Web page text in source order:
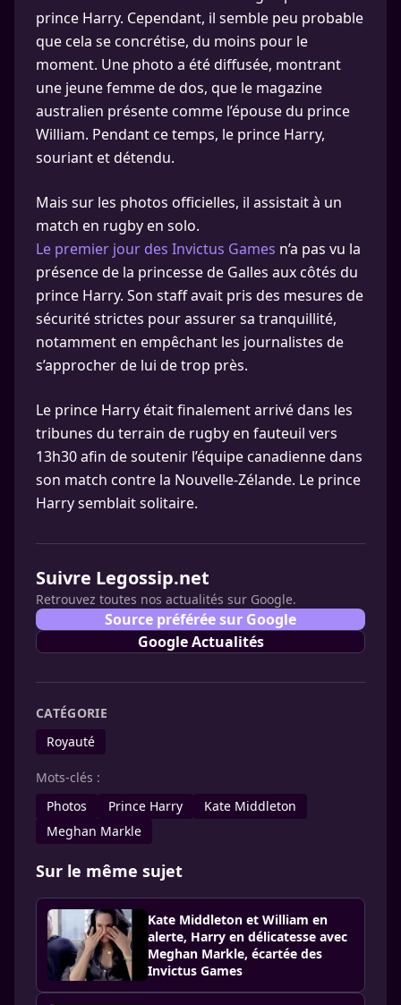
prince Harry. Cependant, il semble peu probable
que cela se concrétise, du moins pour le
moment. Une photo a été diffusée, montrant
une jeune femme de dos, que le magazine
australien présente comme l’épouse du prince
William. Pendant ce temps, le prince Harry,
souriant et détendu.
Mais sur les photos officielles, il assistait à un
match en rugby en solo.
Le premier jour des Invictus Games n’a pas vu la
présence de la princesse de Galles aux côtés du
prince Harry. Son staff avait pris des mesures de
sécurité strictes pour assurer sa tranquillité,
notamment en empêchant les journalistes de
s’approcher de lui de trop près.
Le prince Harry était finalement arrivé dans les
tribunes du terrain de rugby en fauteuil vers
13h30 afin de soutenir l’équipe canadienne dans
son match contre la Nouvelle-Zélande. Le prince
Harry semblait solitaire.
Suivre Legossip.net
Retrouvez toutes nos actualités sur Google.
Source préférée sur Google
Google Actualités
CATÉGORIE
Royauté
Mots-clés :
Photos
Prince Harry
Kate Middleton
Meghan Markle
Sur le même sujet
Kate Middleton et William en
alerte, Harry en délicatesse avec
Meghan Markle, écartée des
Invictus Games